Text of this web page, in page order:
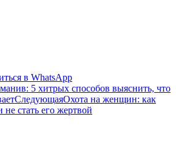
в WhatsAppПоделиться
в
WhatsApp
5 хитрых способов выяснить, что
СледующаяСледующая
запись:
Охота на женщин: как
не стать его жертвой